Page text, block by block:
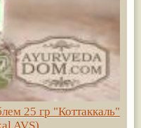
25 гр "Коттаккаль"